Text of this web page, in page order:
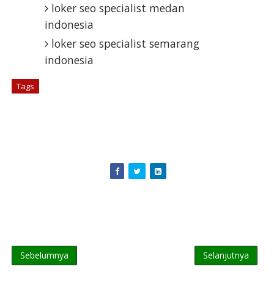
loker seo specialist medan
indonesia
loker seo specialist semarang
indonesia
Tags
Sebelumnya Selanjutnya